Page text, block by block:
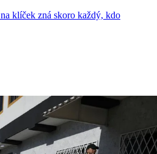
klíček zná skoro každý, kdo